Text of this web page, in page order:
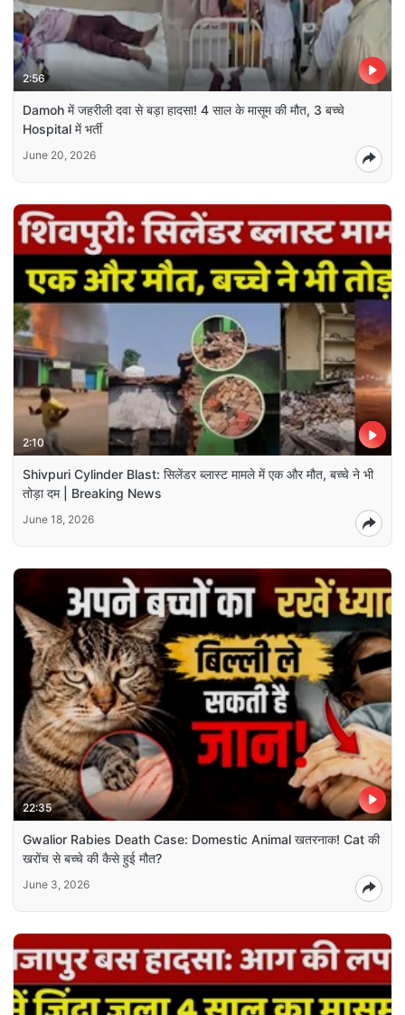
2:56
Damoh में जहरीली दवा से बड़ा हादसा! 4 साल के मासूम की मौत, 3 बच्चे
Hospital में भर्ती
June 20, 2026
2:10
Shivpuri Cylinder Blast: सिलेंडर ब्लास्ट मामले में एक और मौत, बच्चे ने भी
तोड़ा दम | Breaking News
June 18, 2026
22:35
Gwalior Rabies Death Case: Domestic Animal खतरनाक! Cat की
खरोंच से बच्चे की कैसे हुई मौत?
June 3, 2026